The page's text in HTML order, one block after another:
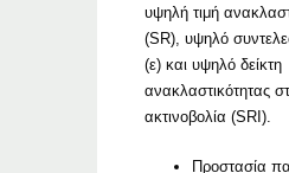
υψηλή τιμή
(SR), υψηλό
(ε) και υψηλό δείκτη
ανακλαστικότητας
ακτινοβολία (SRI).
Προστασία